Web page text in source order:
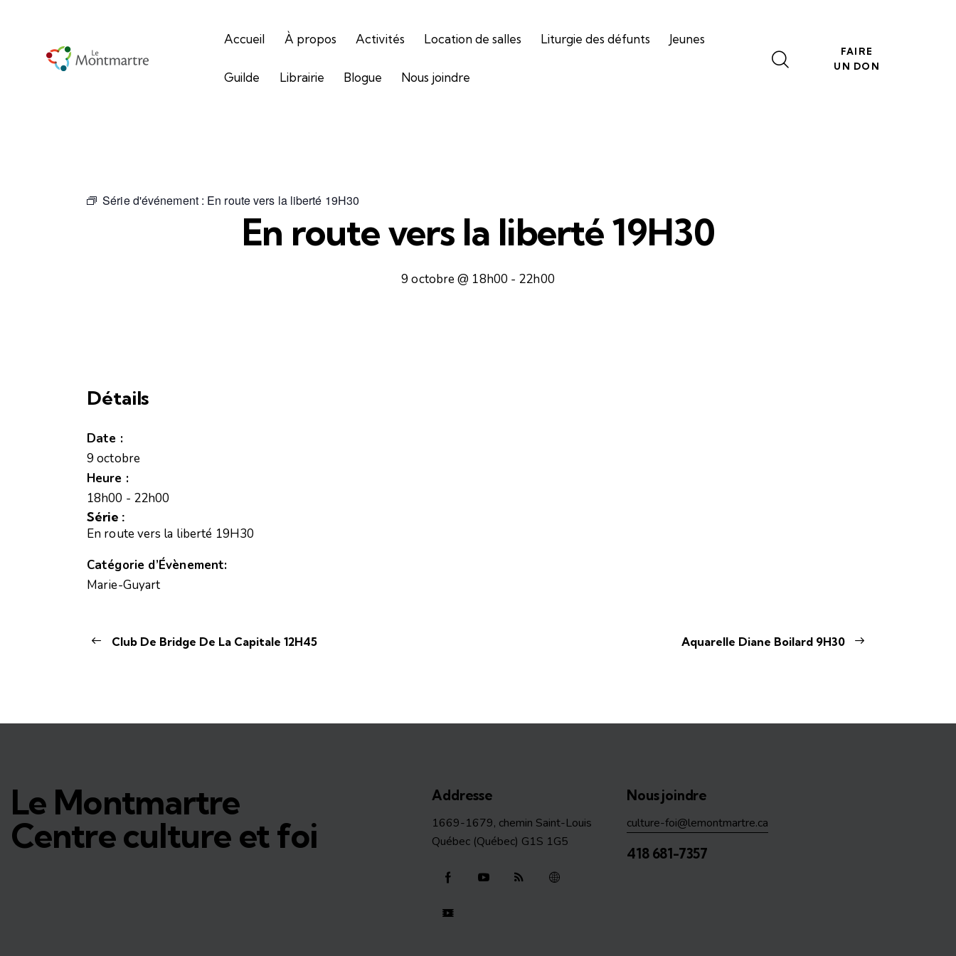
Accueil À propos Activités Location de salles Liturgie des défunts Jeunes
Guilde Librairie Blogue Nous joindre
FAIRE
UN DON
Série d'événement : En route vers la liberté 19H30
En route vers la liberté 19H30
9 octobre @ 18h00 - 22h00
Détails
Date :
9 octobre
Heure :
18h00 - 22h00
Série :
En route vers la liberté 19H30
Catégorie d’Évènement:
Marie-Guyart
Club De Bridge De La Capitale 12H45 Aquarelle Diane Boilard 9H30
Le Montmartre
Centre culture et foi
Addresse
1669-1679, chemin Saint-Louis
Québec (Québec) G1S 1G5
Nous joindre
culture-foi@lemontmartre.ca
418 681-7357